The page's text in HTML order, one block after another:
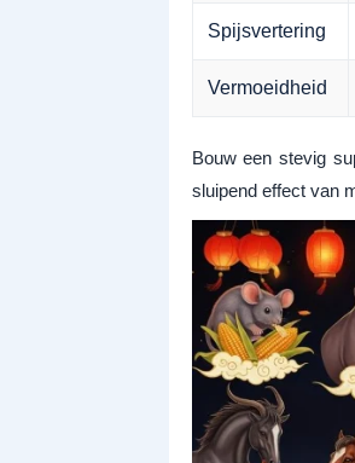
Spijsvertering
Vermoeidheid
Bouw een stevig
sluipend effect van